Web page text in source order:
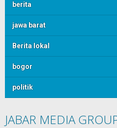
berita
jawa barat
Berita lokal
bogor
politik
JABAR MEDIA